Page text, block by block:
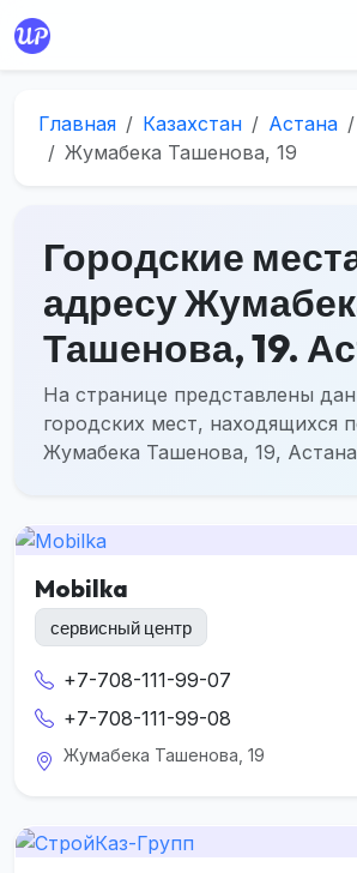
Главная Казахстан Астана
Жумабека Ташенова, 19
Городские
адресу
Ташенова, 19.
На странице представлены
городских мест, находящихся
Жумабека Ташенова, 19, Астана
Mobilka
сервисный центр
+7-708-111-99-07
+7-708-111-99-08
Жумабека Ташенова, 19